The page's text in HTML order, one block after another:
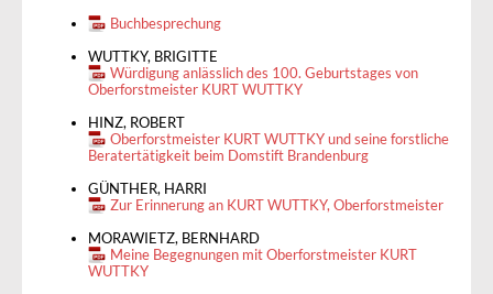
Buchbesprechung
WUTTKY, BRIGITTE
Würdigung anlässlich des 100. Geburtstages von
Oberforstmeister KURT WUTTKY
HINZ, ROBERT
Oberforstmeister KURT WUTTKY und seine forstliche
Beratertätigkeit beim Domstift Brandenburg
GÜNTHER, HARRI
Zur Erinnerung an KURT WUTTKY, Oberforstmeister
MORAWIETZ, BERNHARD
Meine Begegnungen mit Oberforstmeister KURT
WUTTKY